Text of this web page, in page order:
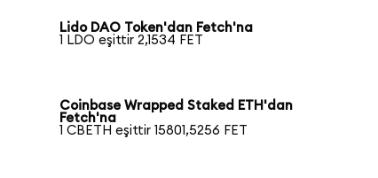
Lido DAO Token'dan Fetch'na
1 LDO eşittir 2,1534 FET
Coinbase Wrapped Staked ETH'dan
Fetch'na
1 CBETH eşittir 15801,5256 FET